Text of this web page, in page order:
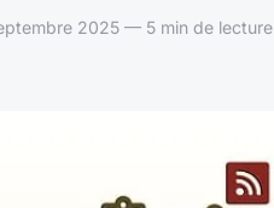
2025 — 5 min de lecture